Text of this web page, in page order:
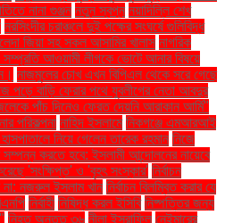
নানা গুঞ্জন নতুন স্বপ্ন নয়াদিল্লি শেখ
নরসিংদীর চরাঞ্চলে দুই পক্ষের সংঘর্ষে গুলিবিদ্ধ
জিয়া সহ সকল আসামির খালাস নাগরিক
সম্প্রতি আওয়ামী লীগকে ভোটে আনার বিষয়ে
নাজমুলের চোখ এখন বিপিএল থেকে সরে গেছে
পড়ে বাড়ি ফেরার পথে যুবলীগের নেতা আবদুর
পাঁচ দিনেও ফেরত দেয়নি আরাকান আর্মি"
পরিকল্পনা নাহিদ ইসলামে নিকগঞ্জে এমআরআই
নিয়ে গেলেন তারেক রহমান নিজে
সম্পন্ন করতে হবে: ইসলামী আন্দোলনের নায়েবে
করেছে 'সংক্ষিপ্ত' ও 'বৃহৎ সংস্কার' নির্বাচন
না: নজরুল ইসলাম খান নির্বাচন বিলম্বিত করার যে
নির্বাহী নিষিদ্ধ করল ইসিবি নিষ্পত্তির জন্য
নিহত অন্তত ৩৬ নীলা ইসরাফিল নেইমারের